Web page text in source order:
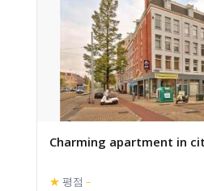
Charming apartment in
★ 평점 –